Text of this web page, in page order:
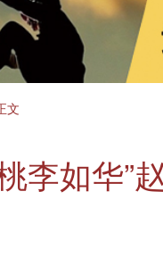
文
李如华”